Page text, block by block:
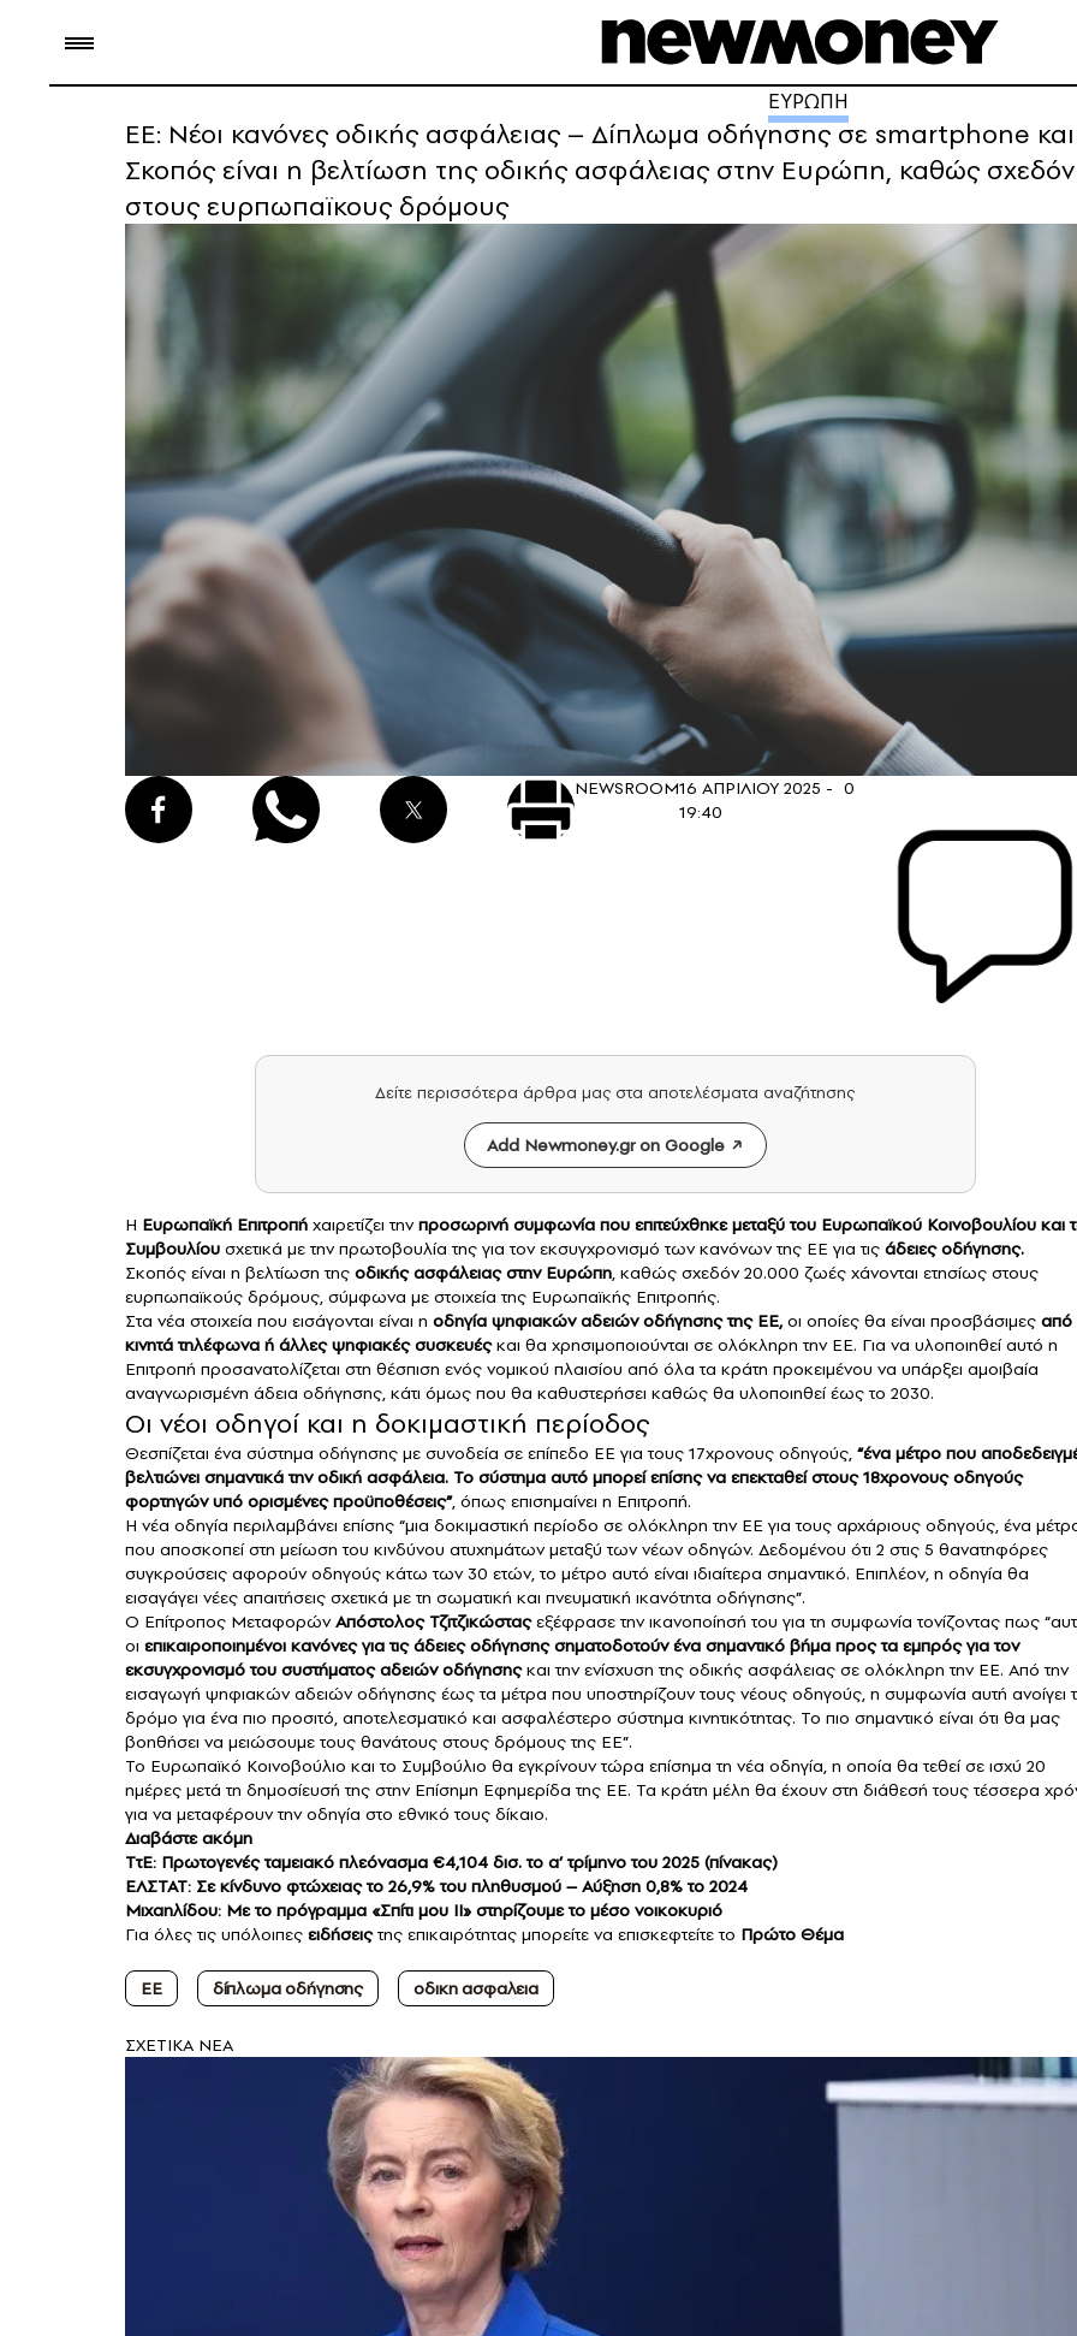
ΕΥΡΩΠΗ
ΕΕ: Νέοι κανόνες οδικής ασφάλειας – Δίπλωμα οδήγησης σε smartphone
Σκοπός είναι η βελτίωση της οδικής ασφάλειας στην Ευρώπη, καθώς
στους ευρπωπαϊκους δρόμους
NEWSROOM16 ΑΠΡΙΛΙΟΥ 2025 -
19:40
0
Δείτε περισσότερα άρθρα μας στα αποτελέσματα αναζήτησης
Add Newmoney.gr on Google
Η Ευρωπαϊκή Επιτροπή χαιρετίζει τηνπροσωρινή συμφωνία που επιτεύχθηκε μεταξύ του Ευρωπαϊκού Κοινοβουλίου και
Συμβουλίου σχετικά με την πρωτοβουλία της για τον εκσυγχρονισμό των κανόνων της ΕΕ για τις άδειες οδήγησης.
Σκοπός είναι η βελτίωση της οδικής ασφάλειας στην Ευρώπη, καθώς σχεδόν 20.000 ζωές χάνονται ετησίως στους
ευρπωπαϊκούς δρόμους, σύμφωνα με στοιχεία της Ευρωπαϊκής Επιτροπής.
Στα νέα στοιχεία που εισάγονται είναι η οδηγία ψηφιακών αδειών οδήγησης της ΕΕ,οι οποίες θα είναι προσβάσιμες από
κινητά τηλέφωνα ή άλλες ψηφιακές συσκευέςκαι θα χρησιμοποιούνται σε ολόκληρη την ΕΕ. Για να υλοποιηθεί αυτό η
Επιτροπή προσανατολίζεται στη θέσπιση ενός νομικού πλαισίου από όλα τα κράτη προκειμένου να υπάρξει αμοιβαία
αναγνωρισμένη άδεια οδήγησης, κάτι όμως που θα καθυστερήσει καθώς θα υλοποιηθεί έως το 2030.
Οι νέοι οδηγοί και η δοκιμαστική περίοδος
Θεσπίζεται ένα σύστημα οδήγησης με συνοδεία σε επίπεδο ΕΕ για τους 17χρονους οδηγούς, “ένα μέτρο που
βελτιώνει σημαντικά τηνοδική ασφάλεια. Το σύστημα αυτό μπορεί επίσης να επεκταθεί στους 18χρονους οδηγούς
φορτηγών υπό ορισμένες προϋποθέσεις”, όπως επισημαίνει η Επιτροπή.
Η νέα οδηγία περιλαμβάνει επίσης “μια δοκιμαστική περίοδο σε ολόκληρη την ΕΕ για τους αρχάριους οδηγούς, ένα
που αποσκοπεί στη μείωση του κινδύνου ατυχημάτων μεταξύ των νέων οδηγών. Δεδομένου ότι 2 στις 5 θανατηφόρες
συγκρούσεις αφορούν οδηγούς κάτω των 30 ετών, το μέτρο αυτό είναι ιδιαίτερα σημαντικό. Επιπλέον, η οδηγία θα
εισαγάγει νέες απαιτήσεις σχετικά με τη σωματική και πνευματική ικανότητα οδήγησης”.
Ο Επίτροπος ΜεταφορώνΑπόστολος Τζιτζικώσταςεξέφρασε την ικανοποίησή του για τη συμφωνία τονίζοντας πως
οι επικαιροποιημένοι κανόνες για τις άδειες οδήγησης σηματοδοτούν ένα σημαντικό βήμα προς τα εμπρός για τον
εκσυγχρονισμό του συστήματος αδειών οδήγησηςκαι την ενίσχυση της οδικής ασφάλειας σε ολόκληρη την ΕΕ. Από την
εισαγωγή ψηφιακών αδειών οδήγησης έως τα μέτρα που υποστηρίζουν τους νέους οδηγούς, η συμφωνία αυτή ανοίγει
δρόμο για ένα πιο προσιτό, αποτελεσματικό και ασφαλέστερο σύστημα κινητικότητας. Το πιο σημαντικό είναι ότι θα μας
βοηθήσει να μειώσουμε τους θανάτους στους δρόμους της ΕΕ”.
Το Ευρωπαϊκό Κοινοβούλιο και το Συμβούλιο θα εγκρίνουν τώρα επίσημα τη νέα οδηγία, η οποία θα τεθεί σε ισχύ 20
ημέρες μετά τη δημοσίευσή της στην Επίσημη Εφημερίδα της ΕΕ. Τα κράτη μέλη θα έχουν στη διάθεσή τους τέσσερα
για να μεταφέρουν την οδηγία στο εθνικό τους δίκαιο.
Διαβάστε ακόμη
ΤτΕ: Πρωτογενές ταμειακό πλεόνασμα €4,104 δισ. το α’ τρίμηνο του 2025 (πίνακας)
ΕΛΣΤΑΤ: Σε κίνδυνο φτώχειας το 26,9% του πληθυσμού – Αύξηση 0,8% το 2024
Μιχαηλίδου: Με το πρόγραμμα «Σπίτι μου ΙΙ» στηρίζουμε το μέσο νοικοκυριό
Για όλες τις υπόλοιπες ειδήσειςτης επικαιρότητας μπορείτε να επισκεφτείτε το Πρώτο Θέμα
ΕΕ δίπλωμα οδήγησης οδικη ασφαλεια
ΣXETIKA NEA